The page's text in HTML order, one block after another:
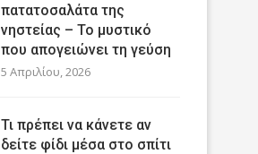
πατατοσαλάτα της
νηστείας – Το μυστικό
που απογειώνει τη γεύση
5 Απριλίου, 2026
Τι πρέπει να κάνετε αν
δείτε φίδι μέσα στο σπίτι